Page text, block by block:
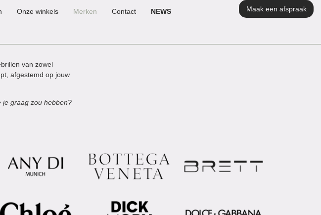
Onze winkels Merken Contact NEWS Maak een afspraak
van zowel
afgestemd op jouw
je graag zou hebben?